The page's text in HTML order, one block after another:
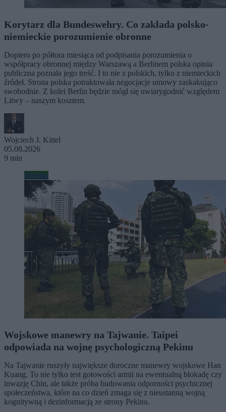
Korytarz dla Bundeswehry. Co zakłada polsko-
niemieckie porozumienie obronne
Dopiero po półtora miesiąca od podpisania porozumienia o
współpracy obronnej między Warszawą a Berlinem polska opinia
publiczna poznała jego treść. I to nie z polskich, tylko z niemieckich
źródeł. Strona polska potraktowała negocjacje umowy zaskakująco
swobodnie. Z kolei Berlin będzie mógł się uwiarygodnić względem
Litwy – naszym kosztem.
Wojciech J. Kittel
05.08.2026
9 min
Wojsko
Wojskowe manewry na Tajwanie. Taipei
odpowiada na wojnę psychologiczną Pekinu
Na Tajwanie ruszyły największe doroczne manewry wojskowe Han
Kuang. To nie tylko test gotowości armii na ewentualną blokadę czy
inwazję Chin, ale także próba budowania odporności psychicznej
społeczeństwa, które na co dzień zmaga się z nieustanną wojną
kognitywną i dezinformacją ze strony Pekinu.